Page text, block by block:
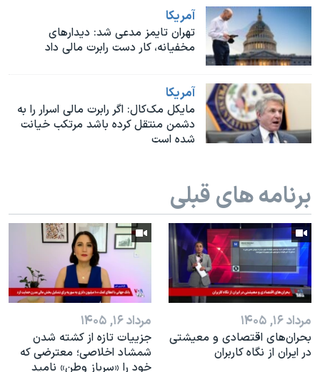
نرگس محمدی برنده جایزه نوبل صلح
همایش محافظه‌کاران آمریکا «سی‌پک»
سفر پرزیدنت ترامپ به چین
آمريکا
تهران تایمز مدعی شد: دیدارهای
مخفیانه، کار دست رابرت مالی داد
آمريکا
مایکل مک‌کال: اگر رابرت مالی اسرار را به
دشمن منتقل کرده باشد مرتکب خیانت
شده است
برنامه های قبلی
مرداد ۱۶, ۱۴۰۵
بحران‌های اقتصادی و معیشتی
در ایران از نگاه کاربران
مرداد ۱۶, ۱۴۰۵
جزییات تازه از کشته شدن
شمشاد اخلاصی؛ معترضی که
خود را «سرباز وطن» نامید